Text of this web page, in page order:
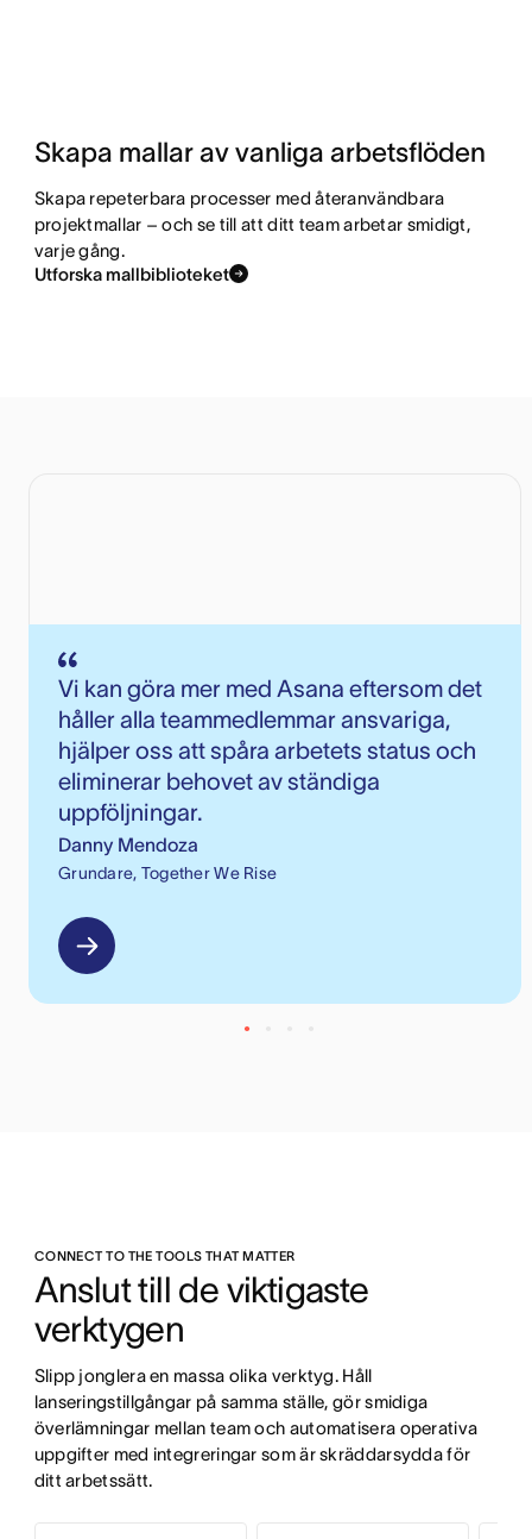
Skapa mallar av vanliga arbetsflöden
Skapa repeterbara processer med återanvändbara
projektmallar – och se till att ditt team arbetar smidigt,
varje gång.
Utforska mallbiblioteket
Vi kan göra mer med Asana eftersom det
håller alla teammedlemmar ansvariga,
hjälper oss att spåra arbetets status och
eliminerar behovet av ständiga
uppföljningar.
Danny Mendoza
Grundare, Together We Rise
CONNECT TO THE TOOLS THAT MATTER
Anslut till de viktigaste
verktygen
Slipp jonglera en massa olika verktyg. Håll
lanseringstillgångar på samma ställe, gör smidiga
överlämningar mellan team och automatisera operativa
uppgifter med integreringar som är skräddarsydda för
ditt arbetssätt.